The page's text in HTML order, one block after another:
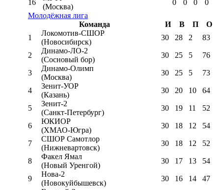
16
(Москва)
0 0 0
0
Молодёжная лига
Команда
И В П
О
1
Локомотив-CШОР
(Новосибирск)
30 28 2 83
2
Динамо-ЛО-2
(Сосновый бор)
30 25 5 76
3
Динамо-Олимп
(Москва)
30 25 5 73
4
Зенит-УОР
(Казань)
30 20 10 64
5
Зенит-2
(Санкт-Петербург)
30 19 11 52
6
ЮКИОР
(ХМАО-Югра)
30 18 12 54
7
СШОР Самотлор
(Нижневартовск)
30 18 12 52
8
Факел Ямал
(Новый Уренгой)
30 17 13 54
9
Нова-2
(Новокуйбышевск)
30 16 14 47